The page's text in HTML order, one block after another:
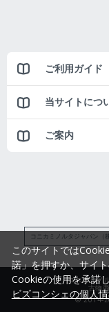
ご利用ガイド
当サイトにつ
ご案内
コニカミノルタジャパン（
コニカミノ
古物
© 2014-
このサイトでは
諾」を押すか、サイ
Cookieの使用を承諾
ビズコンシェの個人